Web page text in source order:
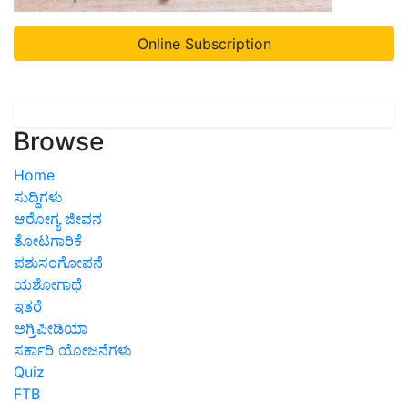
Online Subscription
Browse
Home
ಸುದ್ದಿಗಳು
ಆರೋಗ್ಯ ಜೀವನ
ತೋಟಗಾರಿಕೆ
ಪಶುಸಂಗೋಪನೆ
ಯಶೋಗಾಥೆ
ಇತರೆ
ಅಗ್ರಿಪೀಡಿಯಾ
ಸರ್ಕಾರಿ ಯೋಜನೆಗಳು
Quiz
FTB